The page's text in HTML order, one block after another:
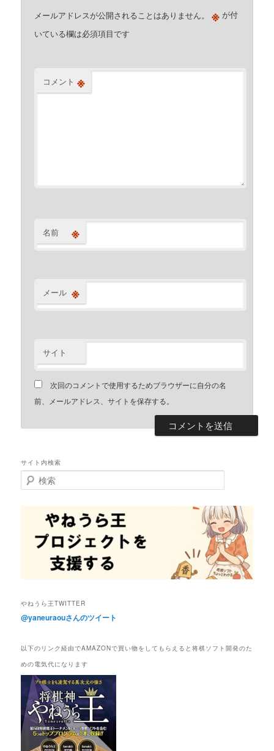
メールアドレスが公開されることはありません。 ※ が付
いている欄は必須項目です
コメント ※
名前 ※
メール ※
サイト
次回のコメントで使用するためブラウザーに自分の名
前、メールアドレス、サイトを保存する。
サイト内検索
検
索
やねうら王TWITTER
@yaneuraouさんのツイート
以下のリンク経由でAMAZONで買い物をしてもらえると将棋ソフト開発のた
めの電気代になります